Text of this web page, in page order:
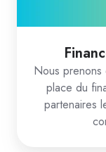
Nous
place du
partenaires